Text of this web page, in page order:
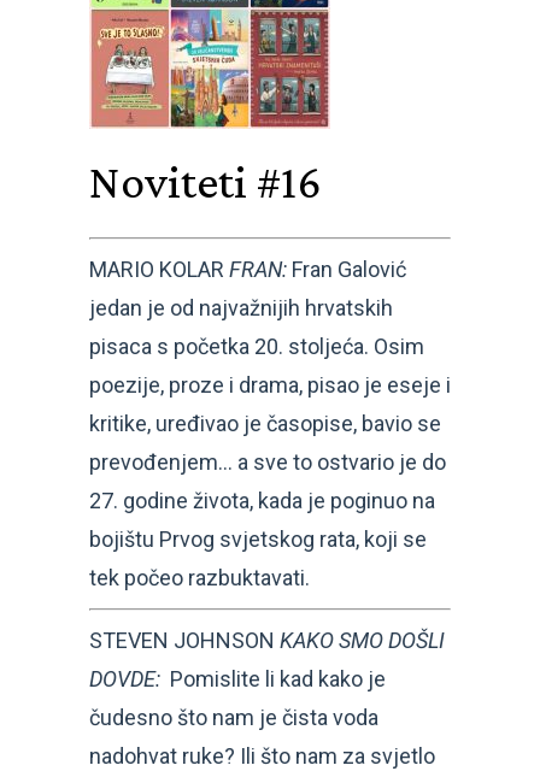
Noviteti #16
MARIO KOLAR FRAN: Fran Galović
jedan je od najvažnijih hrvatskih
pisaca s početka 20. stoljeća. Osim
poezije, proze i drama, pisao je eseje i
kritike, uređivao je časopise, bavio se
prevođenjem… a sve to ostvario je do
27. godine života, kada je poginuo na
bojištu Prvog svjetskog rata, koji se
tek počeo razbuktavati.
STEVEN JOHNSON KAKO SMO DOŠLI
DOVDE: Pomislite li kad kako je
čudesno što nam je čista voda
nadohvat ruke? Ili što nam za svjetlo